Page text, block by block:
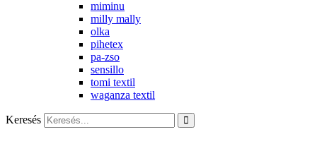
miminu
milly mally
olka
pihetex
pa-zso
sensillo
tomi textil
waganza textil
Keresés